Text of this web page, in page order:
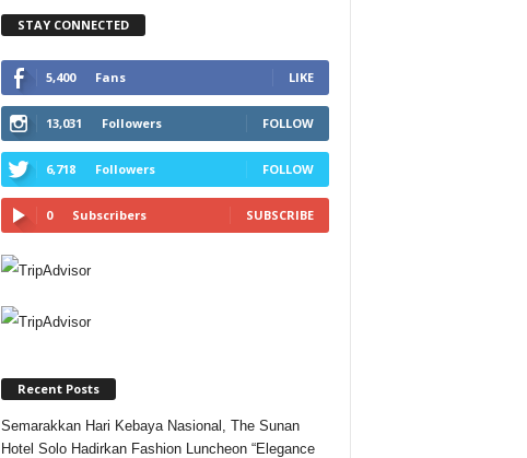
STAY CONNECTED
5,400 Fans LIKE
13,031 Followers FOLLOW
6,718 Followers FOLLOW
0 Subscribers SUBSCRIBE
Recent Posts
Semarakkan Hari Kebaya Nasional, The Sunan
Hotel Solo Hadirkan Fashion Luncheon “Elegance